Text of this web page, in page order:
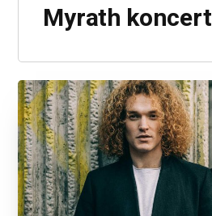
Myrath koncert